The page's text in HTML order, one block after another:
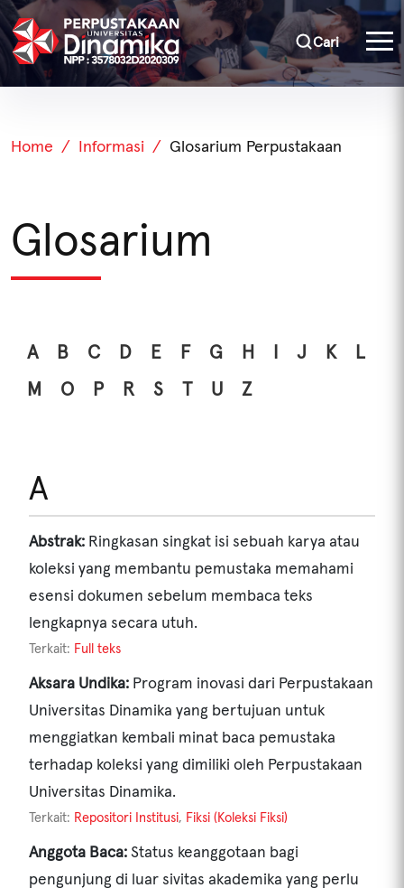
Cari
Home Informasi Glosarium Perpustakaan
Glosarium
A B C D E F G H I J K
L
M
O P R S T U Z
A
Abstrak: Ringkasan singkat isi sebuah karya atau
koleksi yang membantu pemustaka memahami
esensi dokumen sebelum membaca teks
lengkapnya secara utuh.
Terkait: Full teks
Aksara Undika: Program inovasi dari Perpustakaan
Universitas Dinamika yang bertujuan untuk
menggiatkan kembali minat baca pemustaka
terhadap koleksi yang dimiliki oleh Perpustakaan
Universitas Dinamika.
Terkait: Repositori Institusi, Fiksi (Koleksi Fiksi)
Anggota Baca:Status keanggotaan bagi
pengunjung di luar sivitas akademika yang perlu